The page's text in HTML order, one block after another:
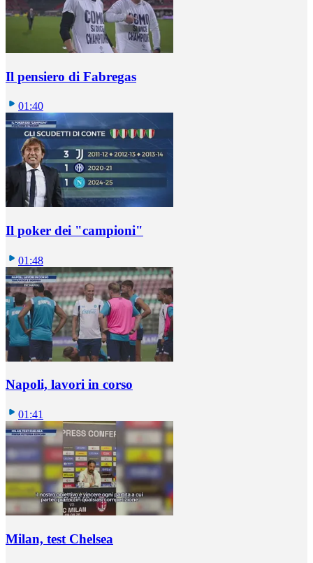
Il pensiero di Fabregas
01:40
Il poker dei "campioni"
01:48
Napoli, lavori in corso
01:41
Milan, test Chelsea